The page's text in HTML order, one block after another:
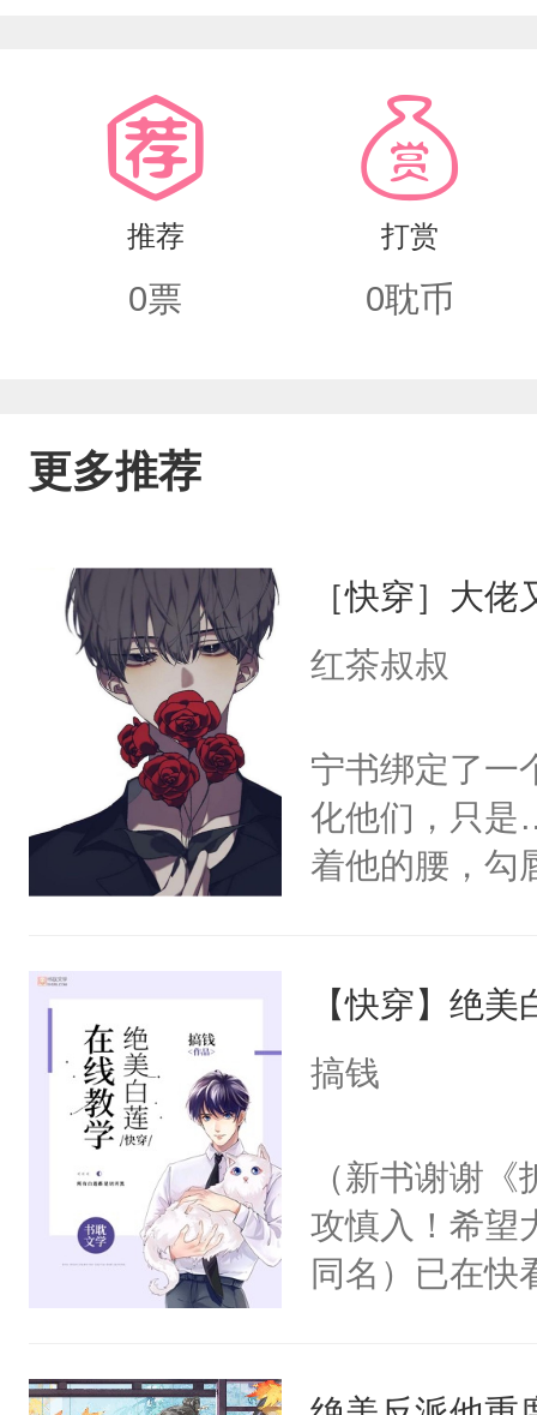
作品，他要写大纲！只可惜，不只是
写的太差，上天报复。这才写完大纲
易泡到的男朋友没有名字又是怎么回
推荐
0票
打赏
0耽币
更多推荐
［快穿］大
红茶叔叔
宁书绑定了一
化他们，只是
着他的腰，勾
来，给老公
用力——为你
【快穿】绝
搞钱
（新书谢谢
攻慎入！希望
同名）已在快